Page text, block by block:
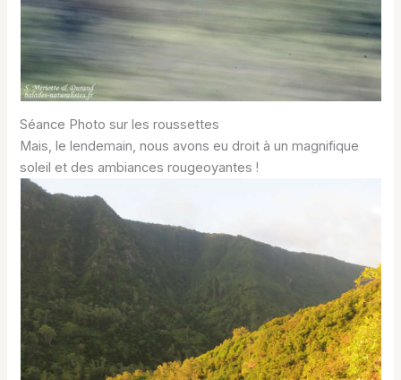
Séance Photo sur les roussettes
Mais, le lendemain, nous avons eu droit à un magnifique
soleil et des ambiances rougeoyantes !